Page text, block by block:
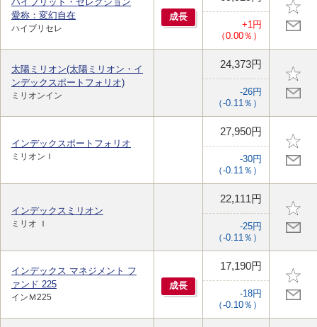
愛称：変幻自在
ハイブリセレ
成長
+1円
（0.00％）
太陽ミリオン(太陽ミリオン・イ
ンデックスポートフォリオ)
ミリオンイン
24,373円
-26円
（-0.11％）
インデックスポートフォリオ
ミリオンＩ
27,950円
-30円
（-0.11％）
インデックスミリオン
ミリオ Ｉ
22,111円
-25円
（-0.11％）
インデックス マネジメント フ
ァンド 225
インＭ225
成長
17,190円
-18円
（-0.10％）